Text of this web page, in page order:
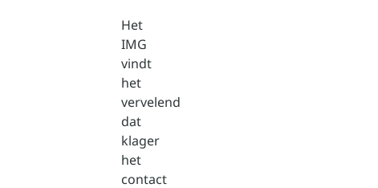
Het
IMG
vindt
het
vervelend
dat
klager
het
contact